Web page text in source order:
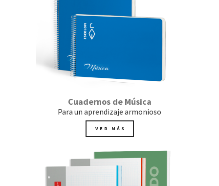
Cuadernos de Música
Para un aprendizaje armonioso
VER MÁS